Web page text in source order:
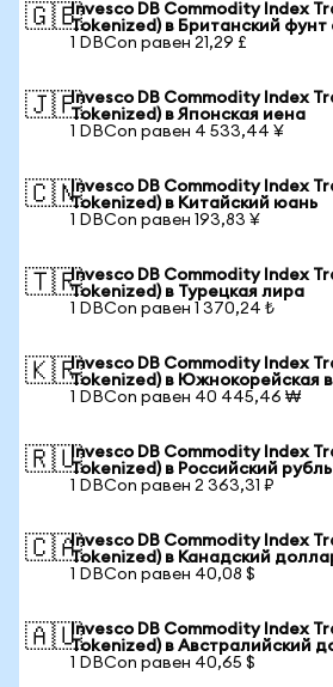
🇬🇧Invesco DB Commodity Index
Tokenized) в Британский фунт
1 DBCon равен 21,29 £
🇯🇵Invesco DB Commodity Index
Tokenized) в Японская иена
1 DBCon равен 4 533,44 ¥
🇨🇳Invesco DB Commodity Index
Tokenized) в Китайский юань
1 DBCon равен 193,83 ¥
🇹🇷Invesco DB Commodity Index
Tokenized) в Турецкая лира
1 DBCon равен 1 370,24 ₺
🇰🇷Invesco DB Commodity Index
Tokenized) в Южнокорейская
1 DBCon равен 40 445,46 ₩
🇷🇺Invesco DB Commodity Index
Tokenized) в Российский рубль
1 DBCon равен 2 363,31 ₽
🇨🇦Invesco DB Commodity Index
Tokenized) в Канадский
1 DBCon равен 40,08 $
🇦🇺Invesco DB Commodity Index
Tokenized) в Австралийский
1 DBCon равен 40,65 $